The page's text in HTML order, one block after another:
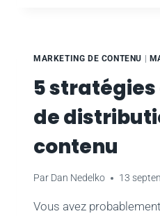
ÊTRE
SUR
TIKTOK
MARKETING DE CONTENU
5
de
contenu
Par Dan Nedelko 13
Vous avez